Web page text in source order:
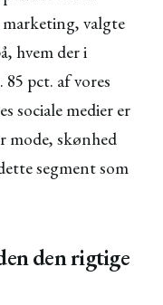
valgte
hvem der i
85 pct. af vores
sociale medier er
mode, skønhed
segment som
den rigtige